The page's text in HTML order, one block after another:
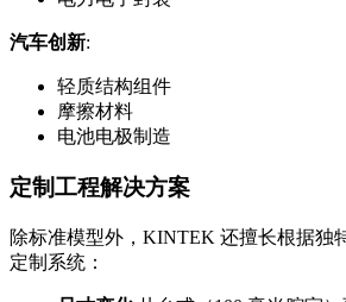
汽车创新:
轻质结构组件
摩擦材料
电池电极制造
定制工程解决方案
除标准模型外，KINTEK 还擅长根据独
定制系统：